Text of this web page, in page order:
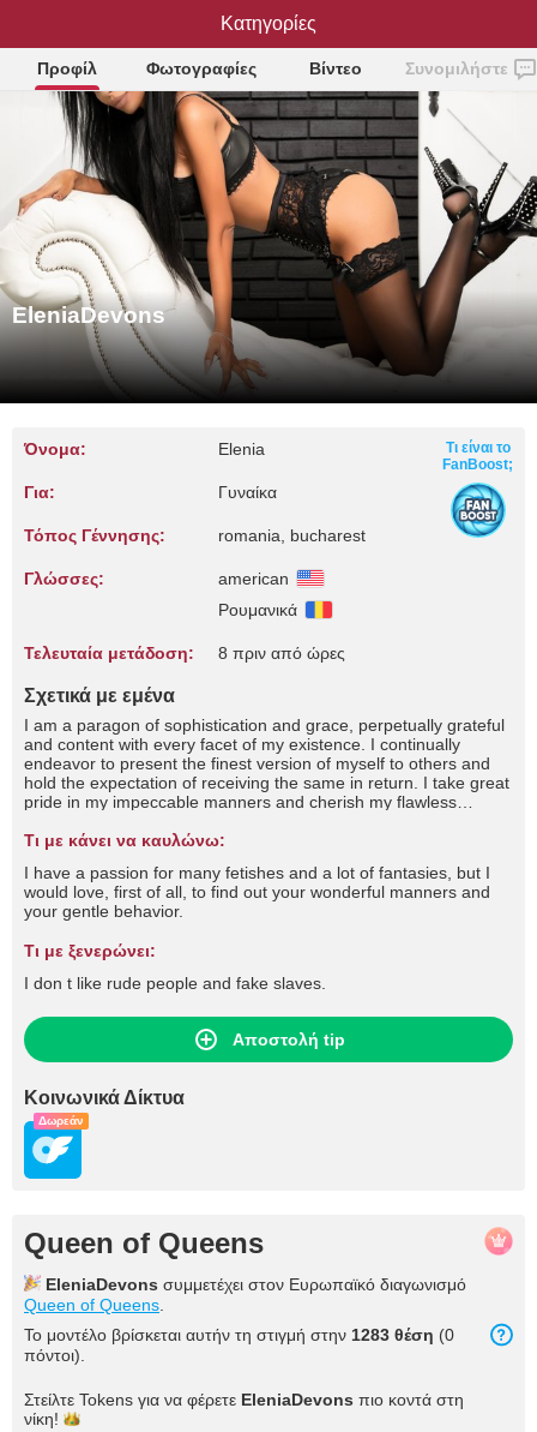
EleniaDevons
Προφίλ Φωτογραφίες Βίντεο Συνομιλήστε
EleniaDevons
Όνομα: Elenia
Για: Γυναίκα
Τόπος Γέννησης: romania, bucharest
Γλώσσες:
american
Ρουμανικά
Τελευταία μετάδοση: 8 πριν από ώρες
Τι είναι το
FanBoost;
Σχετικά με εμένα
I am a paragon of sophistication and grace, perpetually grateful
and content with every facet of my existence. I continually
endeavor to present the finest version of myself to others and
hold the expectation of receiving the same in return. I take great
pride in my impeccable manners and cherish my flawless
blend our elevated energies for a time of spirited and
Τι με κάνει να καυλώνω:
I have a passion for many fetishes and a lot of fantasies, but I
would love, first of all, to find out your wonderful manners and
your gentle behavior.
Τι με ξενερώνει:
I don t like rude people and fake slaves.
Αποστολή tip
Κοινωνικά Δίκτυα
Δωρεάν
Queen of Queens
EleniaDevons συμμετέχει στον Ευρωπαϊκό διαγωνισμό
Queen of Queens
Το μοντέλο βρίσκεται αυτήν τη στιγμή στην 1283 θέση (0
πόντοι).
Στείλτε Tokens για να φέρετε EleniaDevons πιο κοντά στη
νίκη!
Κατηγορίες